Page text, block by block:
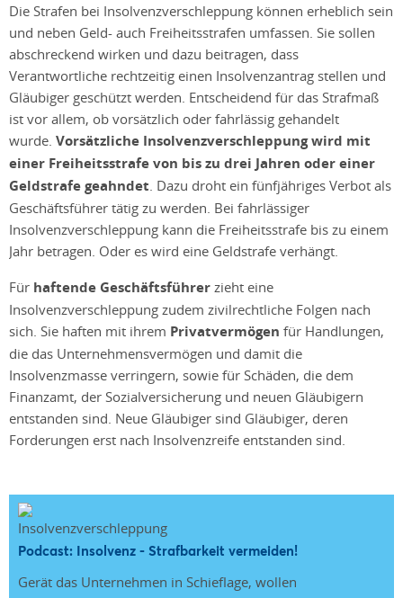
Die Strafen bei Insolvenzverschleppung können erheblich sein
und neben Geld- auch Freiheitsstrafen umfassen. Sie sollen
abschreckend wirken und dazu beitragen, dass
Verantwortliche rechtzeitig einen Insolvenzantrag stellen und
Gläubiger geschützt werden. Entscheidend für das Strafmaß
ist vor allem, ob vorsätzlich oder fahrlässig gehandelt
wurde. Vorsätzliche Insolvenzverschleppung wird mit
einer Freiheitsstrafe von bis zu drei Jahren oder einer
Geldstrafe geahndet . Dazu droht ein fünfjähriges Verbot als
Geschäftsführer tätig zu werden. Bei fahrlässiger
Insolvenzverschleppung kann die Freiheitsstrafe bis zu einem
Jahr betragen. Oder es wird eine Geldstrafe verhängt.
Für haftende Geschäftsführer zieht eine
Insolvenzverschleppung zudem zivilrechtliche Folgen nach
sich. Sie haften mit ihrem Privatvermögen für Handlungen,
die das Unternehmensvermögen und damit die
Insolvenzmasse verringern, sowie für Schäden, die dem
Finanzamt, der Sozialversicherung und neuen Gläubigern
entstanden sind. Neue Gläubiger sind Gläubiger, deren
Forderungen erst nach Insolvenzreife entstanden sind.
Podcast: Insolvenz - Strafbarkeit vermeiden!
Gerät das Unternehmen in Schieflage, wollen